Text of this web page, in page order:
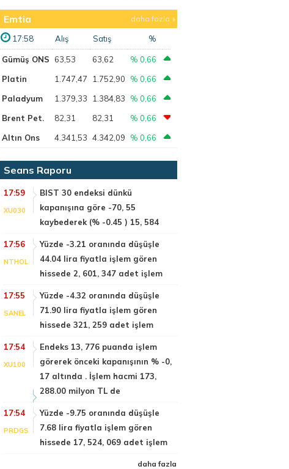
Emtia daha fazla
17:58 Alış Satış %
Gümüş ONS 63,53 63,62
% 0,66
Platin
1.747,47 1.752,90
% 0,66
Paladyum
1.379,33 1.384,83
% 0,66
Brent Pet.
82,31 82,31
% 0,66
Altın Ons
4.341,53 4.342,09 % 0,66
Seans Raporu
17:59
XU030
BIST 30 endeksi dünkü
kapanışına göre -70, 55
kaybederek (% -0.45 ) 15, 584
17:56
NTHOL
Yüzde -3.21 oranında düşüşle
44.04 lira fiyatla işlem gören
hissede 2, 601, 347 adet işlem
17:55
SANEL
Yüzde -4.32 oranında düşüşle
71.90 lira fiyatla işlem gören
hissede 321, 259 adet işlem
17:54
XU100
Endeks 13, 776 puanda işlem
görerek önceki kapanışının % -0,
17 altında . İşlem hacmi 173,
288.00 milyon TL de
17:54
PRDGS
Yüzde -9.75 oranında düşüşle
7.68 lira fiyatla işlem gören
hissede 17, 524, 069 adet işlem
daha fazla